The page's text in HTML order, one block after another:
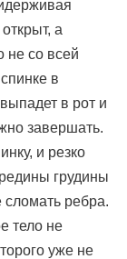
а
не со всей
в
в рот и
завершать.
и резко
грудины
сломать ребра.
тело не
уже не